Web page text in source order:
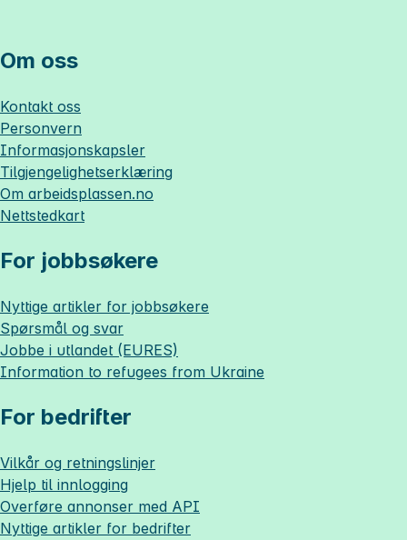
Om oss
Kontakt oss
Personvern
Informasjonskapsler
Tilgjengelighetserklæring
Om arbeidsplassen.no
Nettstedkart
For jobbsøkere
Nyttige artikler for jobbsøkere
Spørsmål og svar
Jobbe i utlandet (EURES)
Information to refugees from Ukraine
For bedrifter
Vilkår og retningslinjer
Hjelp til innlogging
Overføre annonser med API
Nyttige artikler for bedrifter